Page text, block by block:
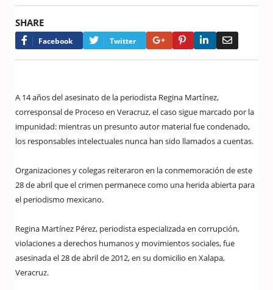
SHARE
Facebook Twitter Google+PinterestLinkedIn
A 14 años del asesinato de la periodista Regina Martínez,
corresponsal de Proceso en Veracruz, el caso sigue marcado por la
impunidad: mientras un presunto autor material fue condenado,
los responsables intelectuales nunca han sido llamados a cuentas.
Organizaciones y colegas reiteraron en la conmemoración de este
28 de abril que el crimen permanece como una herida abierta para
el periodismo mexicano.
Regina Martínez Pérez, periodista especializada en corrupción,
violaciones a derechos humanos y movimientos sociales, fue
asesinada el 28 de abril de 2012, en su domicilio en Xalapa,
Veracruz.